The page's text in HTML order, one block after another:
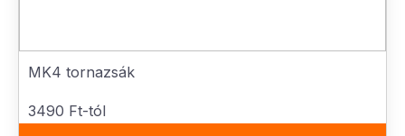
MK4 tornazsák
3490 Ft-tól